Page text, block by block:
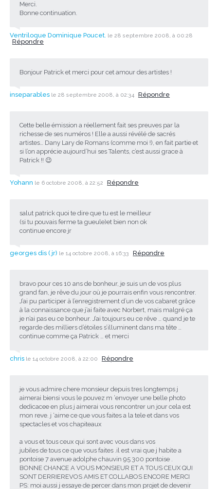
Merci.
Bonne continuation.
Ventriloque Dominique Poucet. le 28 septembre 2008, à 00:28
Répondre
Bonjour Patrick et merci pour cet amour des artistes !
inseparables le 28 septembre 2008, à 02:34 Répondre
Cette belle émission a réellement fait ses preuves par la
richesse de ses numéros ! Elle a aussi révélé de sacrés
artistes… Dany Lary de Romans (comme moi !), en fait partie et
si l’on apprécie aujourd’hui ses Talents, c’est aussi grace à
Patrick !! 😉
Yohann le 6 octobre 2008, à 22:52 Répondre
salut patrick quoi te dire que tu est le meilleur
(si tu pouvais ferme ta gueule)et bien non ok
continue encore jr
georges dis ( jr) le 14 octobre 2008, à 16:33 Répondre
bravo pour ces 10 ans de bonheur, je suis un de vos plus
grand fan, je rêve du jour où je pourrais enfin vous rencontrer.
J’ai pu participer à l’enregistrement d’un de vos cabaret grâce
à la connaissance que j’ai faite avec Norbert, mais malgré ça
je n’ai pas eu ce bonheur. J’ai toujours eu ce rêve … quand je te
regarde des milliers d’étoiles s’illuminent dans ma tête …
continue comme ça Patrick … et merci
chris le 14 octobre 2008, à 22:00 Répondre
je vous admire chere monsieur depuis tres longtemps j
aimerai biensi vous le pouvez m ‘envoyer une belle photo
dedicacee en plus j aimerai vous rencontrer un jour cela est
mon reve. j ‘aime ce que vous faites a la tele et dans vos
spectacles et vos chapiteaux
a vous et tous ceux qui sont avec vous dans vos
jubiles de tous ce que vous faites .il est vrai que j habite a
pontoise 7 avenue adolphe chauvin 95 300 pontoise .
BONNE CHANCE A VOUS MONSIEUR ET A TOUS CEUX QUI
SONT DERRIEREVOS AMIS ET COLLABOS ENCORE MERCI
PS: moi aussi j essaye de percer dans mon projet de devenir